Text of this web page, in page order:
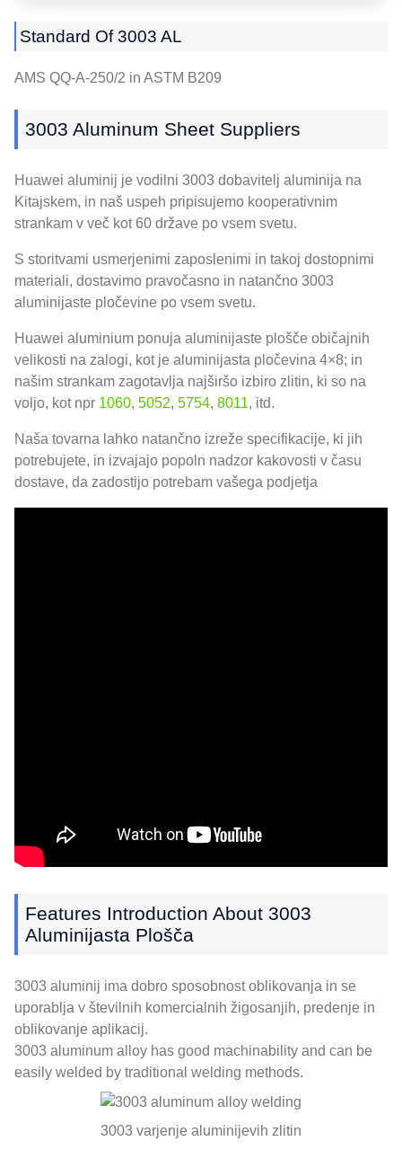
Standard Of 3003 AL
AMS QQ-A-250/2 in ASTM B209
3003 Aluminum Sheet Suppliers
Huawei aluminij je vodilni 3003 dobavitelj aluminija na
Kitajskem, in naš uspeh pripisujemo kooperativnim
strankam v več kot 60 države po vsem svetu.
S storitvami usmerjenimi zaposlenimi in takoj dostopnimi
materiali, dostavimo pravočasno in natančno 3003
aluminijaste pločevine po vsem svetu.
Huawei aluminium ponuja aluminijaste plošče običajnih
velikosti na zalogi, kot je aluminijasta pločevina 4×8; in
našim strankam zagotavlja najširšo izbiro zlitin, ki so na
voljo, kot npr 1060, 5052, 5754, 8011, itd.
Naša tovarna lahko natančno izreže specifikacije, ki jih
potrebujete, in izvajajo popoln nadzor kakovosti v času
dostave, da zadostijo potrebam vašega podjetja
Features Introduction About 3003
Aluminijasta Plošča
3003 aluminij ima dobro sposobnost oblikovanja in se
uporablja v številnih komercialnih žigosanjih, predenje in
oblikovanje aplikacij.
3003 aluminum alloy has good machinability and can be
easily welded by traditional welding methods.
3003 varjenje aluminijevih zlitin